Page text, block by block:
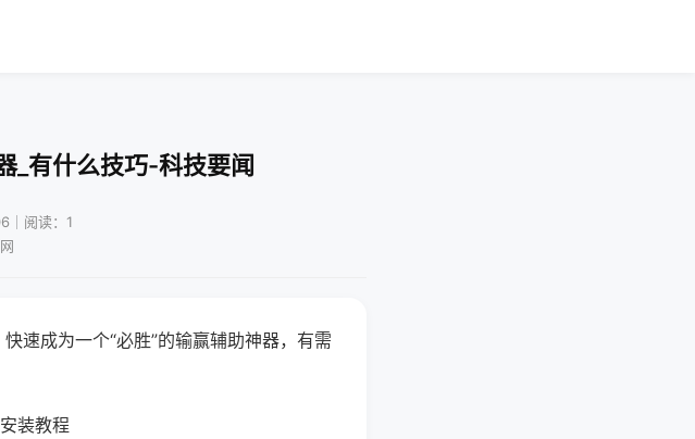
_有什么技巧-科技要闻
｜阅读：1
速成为一个“必胜”的输赢辅助神器，有需
装教程